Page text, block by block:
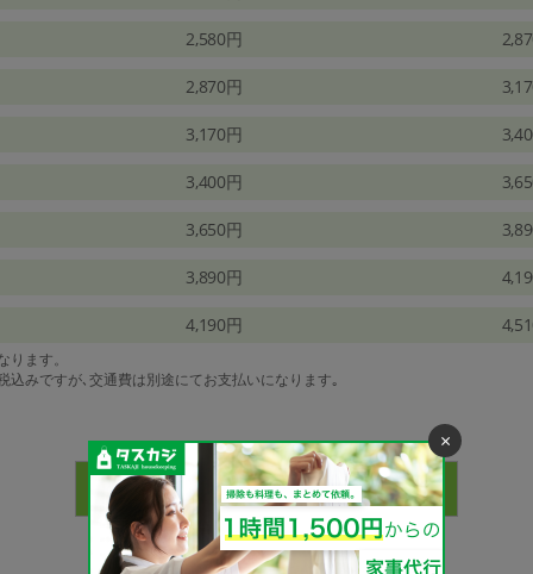
2,580円
2,870円
3,170円
3,400円
3,650円
3,890円
4,190円
ます。
込みですが､交通費は別途にてお支払いになります｡
×